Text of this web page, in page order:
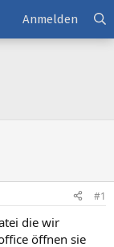
Anmelden
#1
die wir
öffnen sie